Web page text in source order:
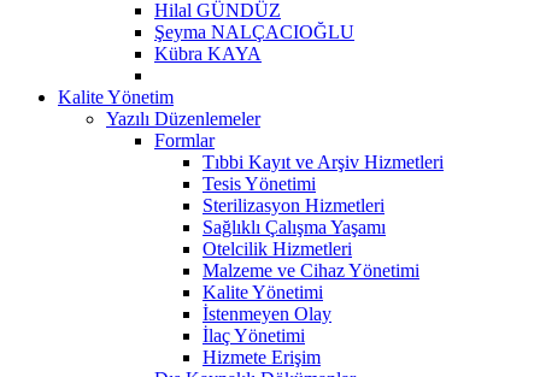
Hilal GÜNDÜZ
Şeyma NALÇACIOĞLU
Kübra KAYA
Kalite Yönetim
Yazılı Düzenlemeler
Formlar
Tıbbi Kayıt ve Arşiv Hizmetleri
Tesis Yönetimi
Sterilizasyon Hizmetleri
Sağlıklı Çalışma Yaşamı
Otelcilik Hizmetleri
Malzeme ve Cihaz Yönetimi
Kalite Yönetimi
İstenmeyen Olay
İlaç Yönetimi
Hizmete Erişim